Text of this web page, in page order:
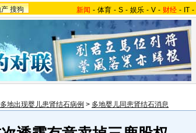
搜狗 新闻 - 体育 - S - 娱乐 - V - 财经 - IT -
地出现婴儿患肾结石病例 > 多地婴儿同患肾结石消息